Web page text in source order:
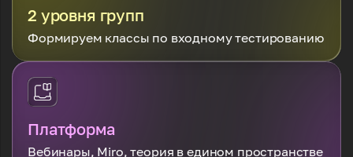
2 уровня групп
Формируем классы по входному тестированию
Платформа
Вебинары, Miro, теория в едином пространстве